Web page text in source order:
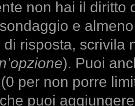
non hai il diritto
e
di risposta, scrivila
). Puoi
per non porre
puoi